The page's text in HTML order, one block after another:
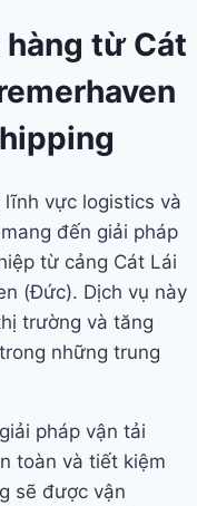
hàng từ Cát
lĩnh vực logistics và
đến giải pháp
từ cảng Cát Lái
(Đức). Dịch vụ này
trường và tăng
những trung
pháp vận tải
toàn và tiết kiệm
sẽ được vận